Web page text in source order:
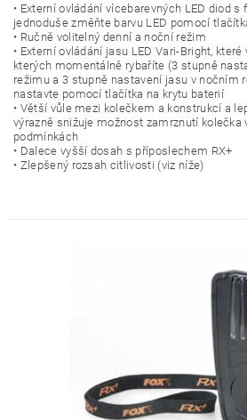
• Externí ovládání vícebarevných LED diod s
jednoduše změňte barvu LED pomocí
• Ručně volitelný denní a noční režim
• Externí ovládání jasu LED Vari-Bright,
kterých momentálně rybaříte (3 stupně
režimu a 3 stupně nastavení jasu v nočním
nastavte pomocí tlačítka na krytu baterií
• Větší vůle mezi kolečkem a konstrukcí a
výrazně snižuje možnost zamrznutí
podmínkách
• Dalece vyšší dosah s příposlechem RX+
• Zlepšený rozsah citlivosti (viz níže)